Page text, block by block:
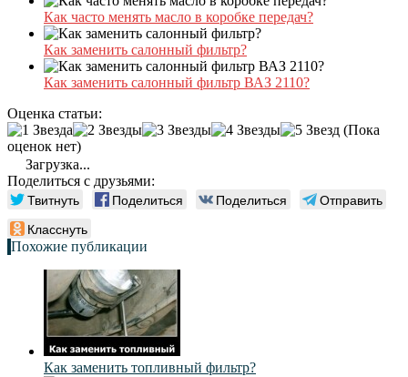
Как часто менять масло в коробке передач?
Как заменить салонный фильтр?
Как заменить салонный фильтр ВАЗ 2110?
Оценка статьи:
(Пока
оценок нет)
Загрузка...
Поделиться с друзьями:
Твитнуть Поделиться Поделиться
Отправить
Класснуть
Похожие публикации
Как заменить топливный фильтр?